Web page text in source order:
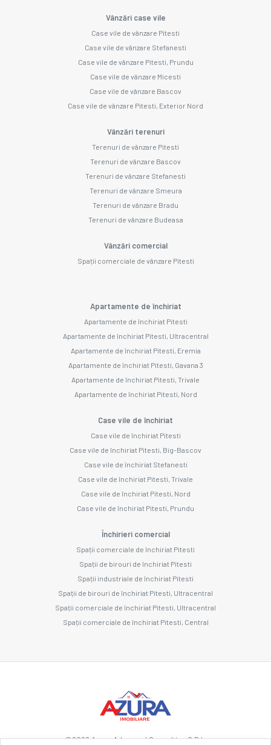
Vânzări case vile
Case vile de vânzare Pitesti
Case vile de vânzare Stefanesti
Case vile de vânzare Pitesti, Prundu
Case vile de vânzare Micesti
Case vile de vânzare Bascov
Case vile de vânzare Pitesti, Exterior Nord
Vânzări terenuri
Terenuri de vânzare Pitesti
Terenuri de vânzare Bascov
Terenuri de vânzare Stefanesti
Terenuri de vânzare Smeura
Terenuri de vânzare Bradu
Terenuri de vânzare Budeasa
Vânzări comercial
Spații comerciale de vânzare Pitesti
Apartamente de închiriat
Apartamente de închiriat Pitesti
Apartamente de închiriat Pitesti, Ultracentral
Apartamente de închiriat Pitesti, Eremia
Apartamente de închiriat Pitesti, Gavana 3
Apartamente de închiriat Pitesti, Trivale
Apartamente de închiriat Pitesti, Nord
Case vile de închiriat
Case vile de închiriat Pitesti
Case vile de închiriat Pitesti, Big-Bascov
Case vile de închiriat Stefanesti
Case vile de închiriat Pitesti, Trivale
Case vile de închiriat Pitesti, Nord
Case vile de închiriat Pitesti, Prundu
Închirieri comercial
Spații comerciale de închiriat Pitesti
Spații de birouri de închiriat Pitesti
Spații industriale de închiriat Pitesti
Spații de birouri de închiriat Pitesti, Ultracentral
Spații comerciale de închiriat Pitesti, Ultracentral
Spații comerciale de închiriat Pitesti, Central
©2026Azura Advanced Consulting S.R.L.